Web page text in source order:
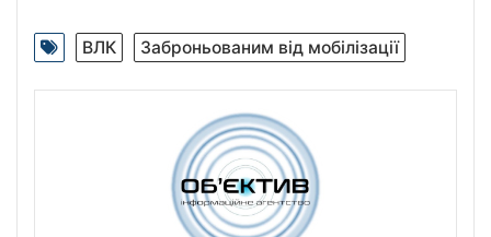
ВЛК Заброньованим від мобілізації